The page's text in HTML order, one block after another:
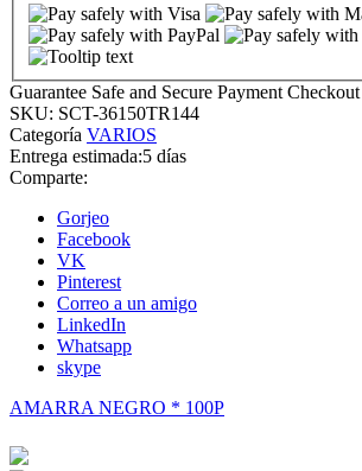
satın al
panel
panel
panel
panel
panel
panel
Guarantee Safe and Secure Payment Checkout
SKU: SCT-36150TR144
Categoría VARIOS
Entrega estimada:5 días
Comparte:
Gorjeo
Facebook
VK
Pinterest
Correo a un amigo
LinkedIn
Whatsapp
skype
AMARRA NEGRO * 100P